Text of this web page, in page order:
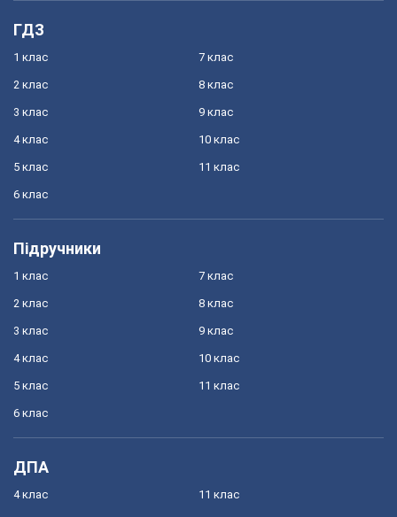
ГДЗ
1 клас
2 клас
3 клас
4 клас
5 клас
6 клас
7 клас
8 клас
9 клас
10 клас
11 клас
Підручники
1 клас
2 клас
3 клас
4 клас
5 клас
6 клас
7 клас
8 клас
9 клас
10 клас
11 клас
ДПА
4 клас 11 клас